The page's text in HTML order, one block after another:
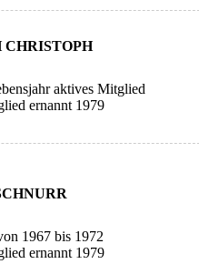
aktives Mitglied
ernannt 1979
1967 bis 1972
ernannt 1979